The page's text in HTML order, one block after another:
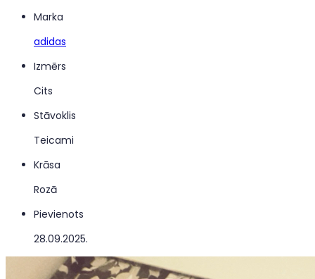
Marka
adidas
Izmērs
Cits
Stāvoklis
Teicami
Krāsa
Rozā
Pievienots
28.09.2025.